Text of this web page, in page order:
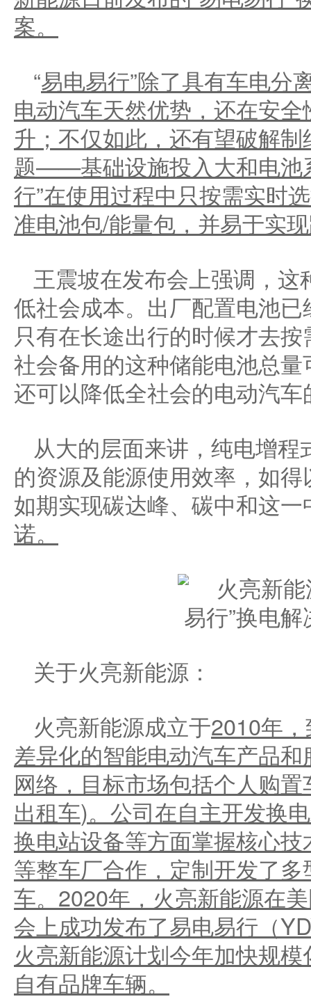
案。
“易电易行”除了具有车电分
电动汽车天然优势，还在安
升；不仅如此，还有望破解制
题——基础设施投入大和电
行”在使用过程中只按需实时
准电池包/能量包，并易于实
王震坡在发布会上强调，
低社会成本。出厂配置电池
只有在长途出行的时候才去
社会备用的这种储能电池总
还可以降低全社会的电动汽
从大的层面来讲，纯电增
的资源及能源使用效率，如
如期实现碳达峰、碳中和这一
诺。
关于火亮新能源：
火亮新能源成立于2010年
差异化的智能电动汽车产品
网络， 目标市场包括个人购
出租车)。公司在自主开发换
换电站设备等方面掌握核心技
等整车厂合作，定制开发了
车。 2020年，火亮新能源在
会上成功发布了易电易行（
火亮新能源计划今年加快规
自有品牌车辆。